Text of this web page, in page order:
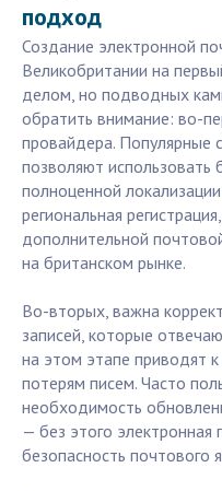
подход
Создание электронной
Великобритании на
делом, но подводных
обратить внимание: во-
провайдера. Популярные
позволяют использовать
полноценной
региональная
дополнительной
на британском рынке.
Во-вторых, важна
записей, которые
на этом этапе приводят
потерям писем. Часто
необходимость
— без этого электронная
безопасность почтового